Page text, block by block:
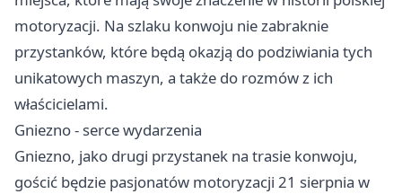
motoryzacji. Na szlaku konwoju nie zabraknie
przystanków, które będą okazją do podziwiania tych
unikatowych maszyn, a także do rozmów z ich
właścicielami.
Gniezno- serce wydarzenia
Gniezno, jako drugi przystanek na trasie konwoju,
gościć będzie pasjonatów motoryzacji 21 sierpnia w